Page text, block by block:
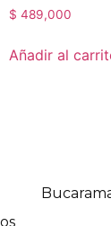
$ 489,000
Añadir al